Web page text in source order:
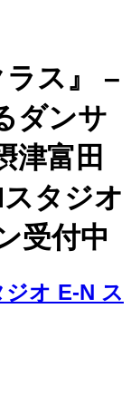
ス』 –
ダンサ
津富田
タジオ
受付中